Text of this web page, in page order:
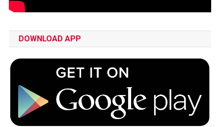
DOWNLOAD APP